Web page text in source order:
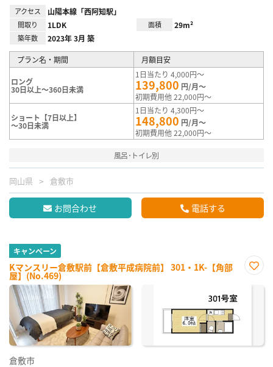
アクセス 山陽本線「西阿知駅」
間取り 1LDK 面積 29m²
築年数 2023年 3月 築
プラン名・期間 月額目安
ロング
30日以上～360日未満
1日当たり 4,000円～
139,800 円/月～
初期費用他 22,000円～
ショート【7日以上】
～30日未満
1日当たり 4,300円～
148,800 円/月～
初期費用他 22,000円～
風呂･トイレ別
岡山県 倉敷市
お問合わせ 電話する
キャンペーン
Kマンスリー倉敷駅前【倉敷平成病院前】 301・1K-【角部
屋】(No.469)
に入
倉敷市